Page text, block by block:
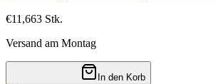
€11,663 Stk.
Versand am Montag
In den Korb